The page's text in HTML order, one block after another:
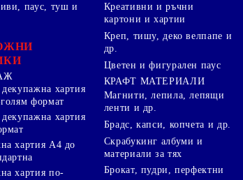
паус, туш и
хартия
формат
хартия
хартия А4 до
хартия по-
Креативни и ръчни
картони и хартии
Креп, тишу, деко велпапе и
др.
Цветен и фигурален паус
КРАФТ МАТЕРИАЛИ
Магнити, лепила, лепящи
ленти и др.
Брадс, капси, копчета и др.
Скрабукинг албуми и
материали за тях
Брокат, пудри, перфектни